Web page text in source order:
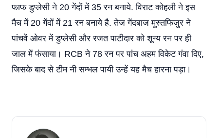
फाफ डुप्लेसी ने 20 गेंदों में 35 रन बनाये. विराट कोहली ने इस
मैच में 20 गेंदों में 21 रन बनाये है. तेज गेंदबाज मुस्तफिजुर ने
पांचवें ओवर में डुप्लेसी और रजत पाटीदार को शून्य रन पर ही
जाल में फंसाया। RCB ने 78 रन पर पांच अहम विकेट गंवा दिए,
जिसके बाद से टीम नी सम्भल पायी उन्हें यह मैच हारना पड़ा।